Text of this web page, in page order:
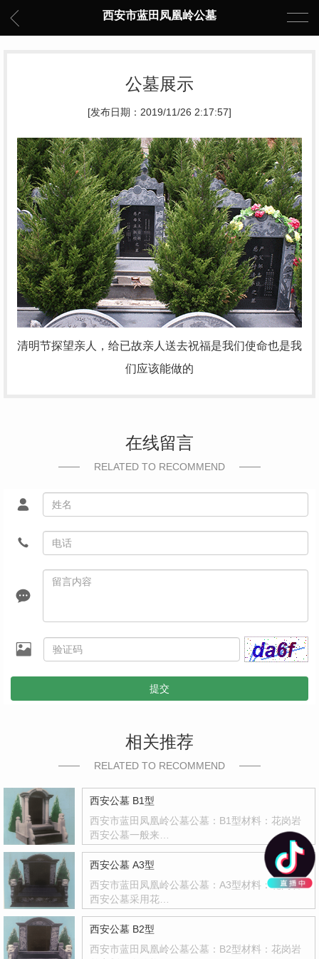
西安市蓝田凤凰岭公墓
公墓展示
[发布日期：2019/11/26 2:17:57]
清明节探望亲人，给已故亲人送去祝福是我们使命也是我
们应该能做的
在线留言
RELATED TO RECOMMEND
提交
相关推荐
RELATED TO RECOMMEND
西安公墓 B1型
西安市蓝田凤凰岭公墓公墓：B1型材料：花岗岩
西安公墓一般来…
西安公墓 A3型
西安市蓝田凤凰岭公墓公墓：A3型材料：花岗岩
西安公墓采用花…
西安公墓 B2型
西安市蓝田凤凰岭公墓公墓：B2型材料：花岗岩